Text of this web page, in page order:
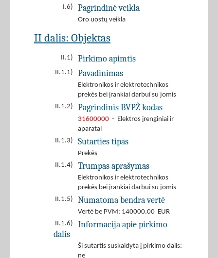
I.6)
Pagrindinė veikla
Oro uostų veikla
II dalis: Objektas
II.1) Pirkimo apimtis
II.1.1) Pavadinimas
Elektronikos ir elektrotechnikos
prekės bei įrankiai darbui su jomis
II.1.2)
Pagrindinis BVPŽ kodas
31600000 - Elektros įrenginiai ir
aparatai
II.1.3)
Sutarties tipas
Prekės
II.1.4)
Trumpas aprašymas
Elektronikos ir elektrotechnikos
prekės bei įrankiai darbui su jomis
II.1.5)
Numatoma bendra vertė
Vertė be PVM: 140000.00 EUR
II.1.6)
Informacija apie pirkimo
dalis
Ši sutartis suskaidyta į pirkimo dalis:
ne